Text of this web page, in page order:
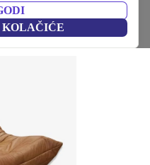
KOLAČIĆE